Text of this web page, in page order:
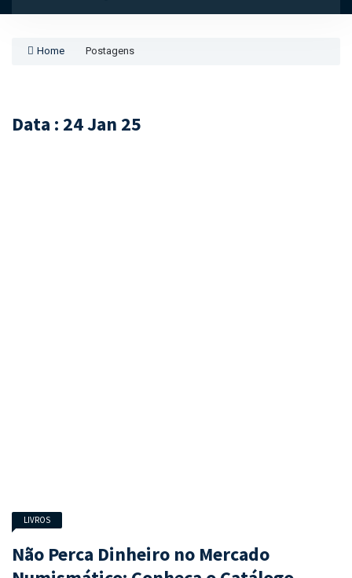
Home Postagens
Data : 24 Jan 25
LIVROS
Não Perca Dinheiro no Mercado